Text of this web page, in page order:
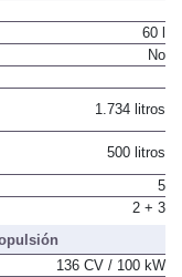
60 l
No
1.734 litros
500 litros
5
2 + 3
136 CV / 100 kW